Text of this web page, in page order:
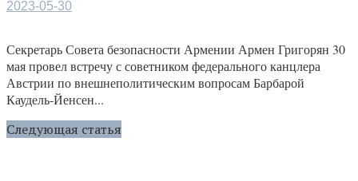
2023-05-30
Секретарь Совета безопасности Армении Армен Григорян 30
мая провел встречу с советником федерального канцлера
Австрии по внешнеполитическим вопросам Барбарой
Каудель-Йенсен...
Следующая статья